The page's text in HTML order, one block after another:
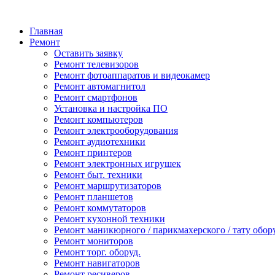
Главная
Ремонт
Оставить заявку
Ремонт телевизоров
Ремонт фотоаппаратов и видеокамер
Ремонт автомагнитол
Ремонт смартфонов
Установка и настройка ПО
Ремонт компьютеров
Ремонт электрооборудования
Ремонт аудиотехники
Ремонт принтеров
Ремонт электронных игрушек
Ремонт быт. техники
Ремонт маршрутизаторов
Ремонт планшетов
Ремонт коммутаторов
Ремонт кухонной техники
Ремонт маникюрного / парикмахерского / тату
Ремонт мониторов
Ремонт торг. оборуд.
Ремонт навигаторов